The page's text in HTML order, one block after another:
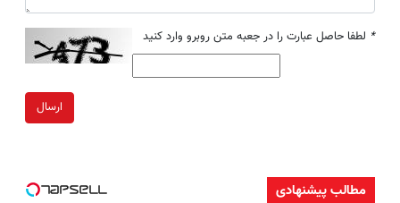
* لطفا حاصل عبارت را در جعبه متن روبرو وارد کنید
ارسال
مطالب پیشنهادی